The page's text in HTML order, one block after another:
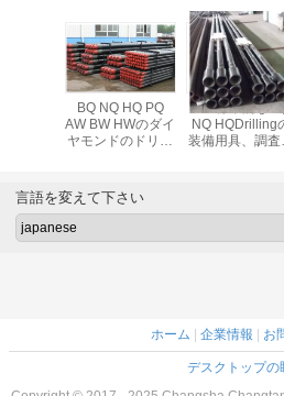
ます
BQ NQ HQ PQ
AW BW HWのダイ
ヤモンドのドリル
API標準的な
NQ HQDrilling
装備用具、調査
言語を変えて下さい
ホーム 企業情報 お
デスクトップの